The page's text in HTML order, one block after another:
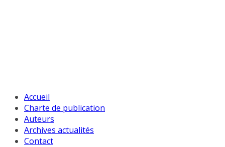
Accueil
Charte de publication
Auteurs
Archives actualités
Contact